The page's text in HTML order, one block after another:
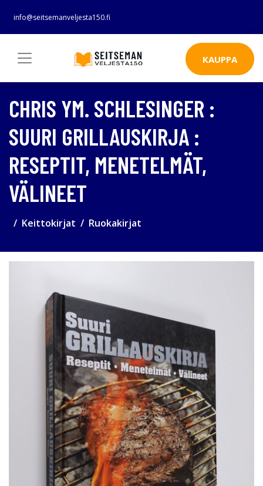
info@seitsemanveljesta150.fi
KAUPPA
CHRIS YM. SCHLESINGER :
SUURI GRILLAUSKIRJA :
RESEPTIT, MENETELMÄT,
VÄLINEET
Keittokirjat Ruokakirjat